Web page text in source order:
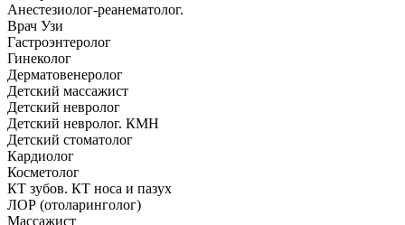
Анестезиолог-реанематолог.
Врач Узи
Гастроэнтеролог
Гинеколог
Дерматовенеролог
Детский массажист
Детский невролог
Детский невролог. КМН
Детский стоматолог
Кардиолог
Косметолог
КТ зубов. КТ носа и пазух
ЛОР (отоларинголог)
Массажист